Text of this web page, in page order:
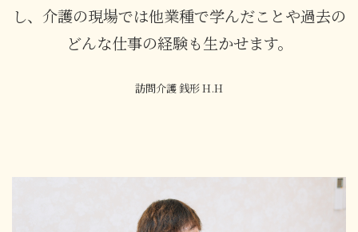
し、介護の現場では他業種で学んだことや過去の
どんな仕事の経験も生かせます。
訪問介護 銭形 H.H